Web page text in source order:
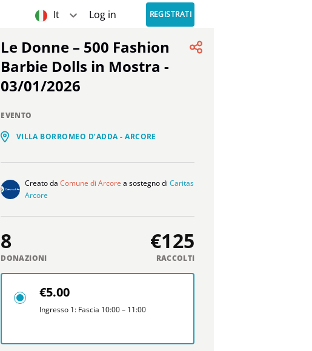
It Log in REGISTRATI
Le Donne – 500 Fashion
Barbie Dolls in Mostra -
03/01/2026
EVENTO
VILLA BORROMEO D’ADDA - ARCORE
Creato daComune di Arcore a sostegno diCaritas
Arcore
8
DONAZIONI
€125
RACCOLTI
€5.00
Ingresso 1: Fascia 10:00 – 11:00